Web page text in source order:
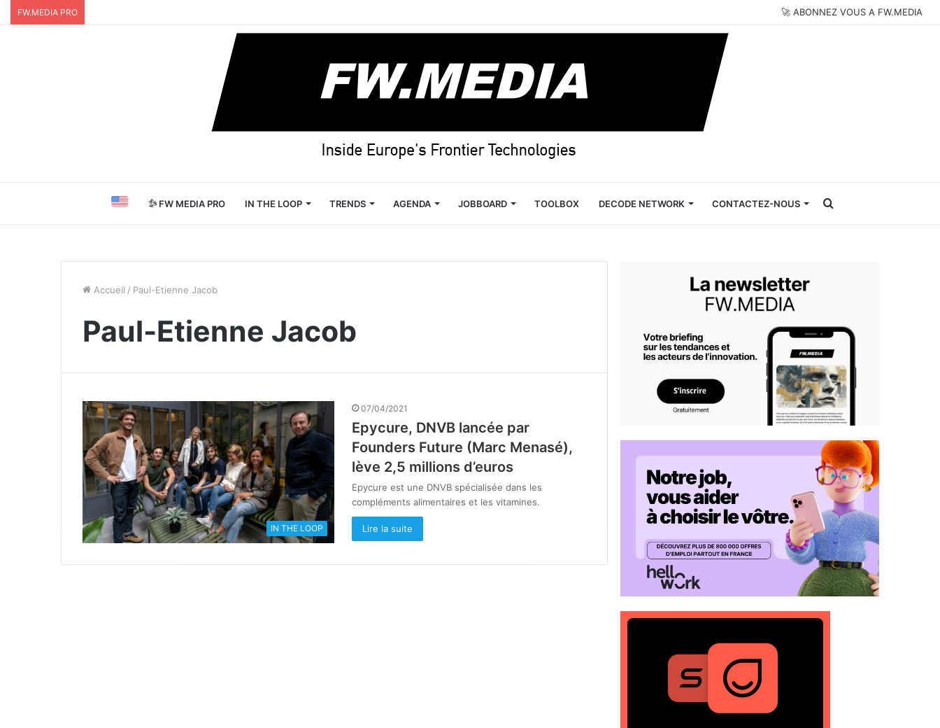
FW.MEDIA PRO 🚀 ABONNEZ VOUS A FW.MEDIA
FW MEDIA PRO IN THE LOOP TRENDS AGENDA JOBBOARD TOOLBOX DECODE NETWORK CONTACTEZ-NOUS Rechercher
Accueil / Paul-Etienne Jacob
Paul-Etienne Jacob
IN THE LOOP
07/04/2021
Epycure, DNVB lancée par
Founders Future (Marc Menasé),
lève 2,5 millions d’euros
Epycure est une DNVB spécialisée dans les
compléments alimentaires et les vitamines.
Lire la suite